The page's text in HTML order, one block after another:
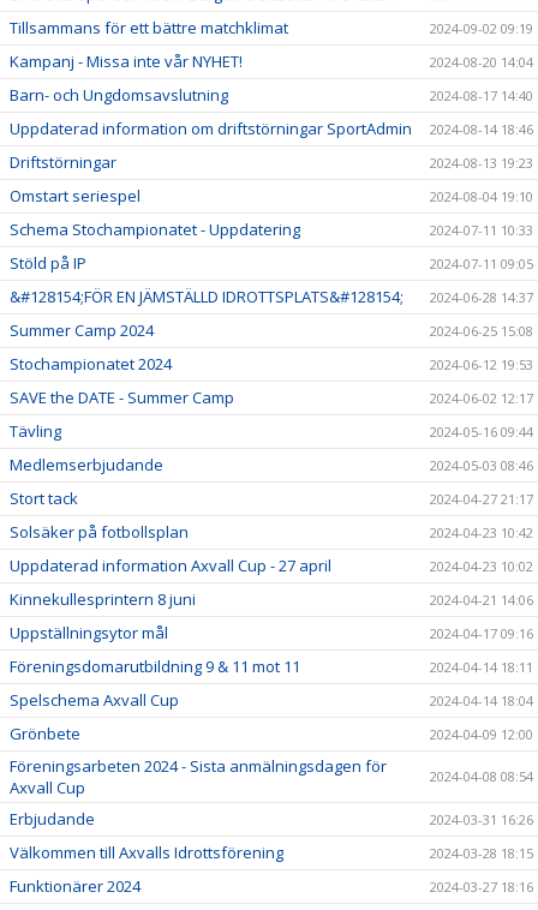
Tillsammans för ett bättre matchklimat 2024-09-02 09:19
Kampanj - Missa inte vår NYHET! 2024-08-20 14:04
Barn- och Ungdomsavslutning 2024-08-17 14:40
Uppdaterad information om driftstörningar SportAdmin 2024-08-14 18:46
Driftstörningar 2024-08-13 19:23
Omstart seriespel 2024-08-04 19:10
Schema Stochampionatet - Uppdatering 2024-07-11 10:33
Stöld på IP 2024-07-11 09:05
&#128154;FÖR EN JÄMSTÄLLD IDROTTSPLATS&#128154; 2024-06-28 14:37
Summer Camp 2024 2024-06-25 15:08
Stochampionatet 2024 2024-06-12 19:53
SAVE the DATE - Summer Camp 2024-06-02 12:17
Tävling 2024-05-16 09:44
Medlemserbjudande 2024-05-03 08:46
Stort tack 2024-04-27 21:17
Solsäker på fotbollsplan 2024-04-23 10:42
Uppdaterad information Axvall Cup - 27 april 2024-04-23 10:02
Kinnekullesprintern 8 juni 2024-04-21 14:06
Uppställningsytor mål 2024-04-17 09:16
Föreningsdomarutbildning 9 & 11 mot 11 2024-04-14 18:11
Spelschema Axvall Cup 2024-04-14 18:04
Grönbete 2024-04-09 12:00
Föreningsarbeten 2024 - Sista anmälningsdagen för
Axvall Cup
2024-04-08 08:54
Erbjudande 2024-03-31 16:26
Välkommen till Axvalls Idrottsförening 2024-03-28 18:15
Funktionärer 2024 2024-03-27 18:16